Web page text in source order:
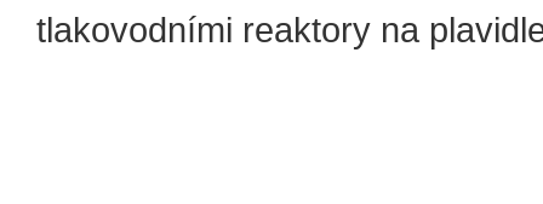
tlakovodními reaktory na